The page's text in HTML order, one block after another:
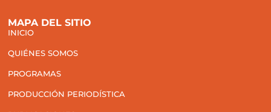
MAPA DEL SITIO
INICIO
QUIÉNES SOMOS
PROGRAMAS
PRODUCCIÓN PERIODÍSTICA